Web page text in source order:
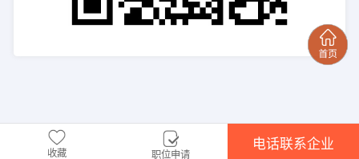
收藏 职位申请
电话联系企业